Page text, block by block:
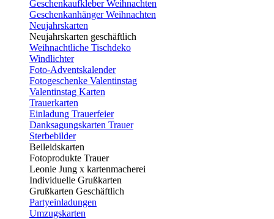
Geschenkaufkleber Weihnachten
Geschenkanhänger Weihnachten
Neujahrskarten
Neujahrskarten geschäftlich
Weihnachtliche Tischdeko
Windlichter
Foto-Adventskalender
Fotogeschenke Valentinstag
Valentinstag Karten
Trauerkarten
Einladung Trauerfeier
Danksagungskarten Trauer
Sterbebilder
Beileidskarten
Fotoprodukte Trauer
Leonie Jung x kartenmacherei
Individuelle Grußkarten
Grußkarten Geschäftlich
Partyeinladungen
Umzugskarten